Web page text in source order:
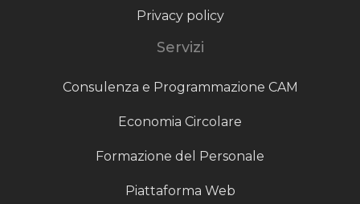
Privacy policy
Servizi
Consulenza e Programmazione CAM
Economia Circolare
Formazione del Personale
Piattaforma Web